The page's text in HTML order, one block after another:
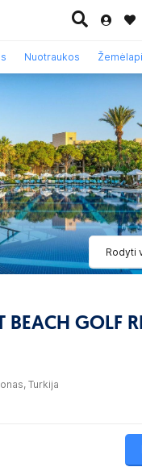
Egzotinės
kelionės
Rodyti
BEACH GOLF
Turkija
Nuotraukos